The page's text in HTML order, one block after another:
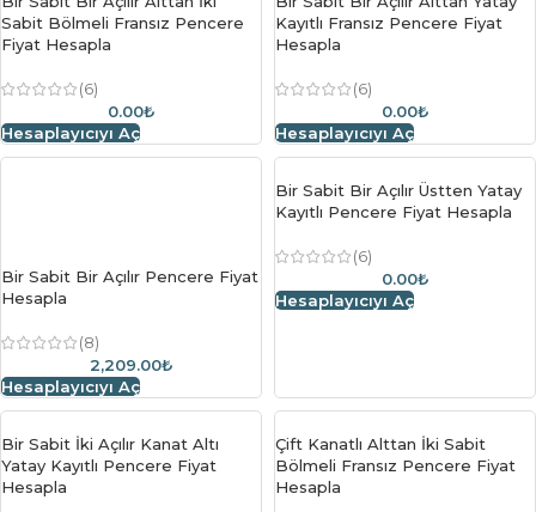
Sabit Bölmeli Fransız Pencere
Fiyat Hesapla
(6)
0.00₺
Hesaplayıcıyı Aç
Kayıtlı Fransız Pencere Fiyat
Hesapla
(6)
0.00₺
Hesaplayıcıyı Aç
Bir Sabit Bir Açılır Pencere Fiyat
Hesapla
(8)
2,209.00₺
Hesaplayıcıyı Aç
Bir Sabit Bir Açılır Üstten Yatay
Kayıtlı Pencere Fiyat Hesapla
(6)
0.00₺
Hesaplayıcıyı Aç
Bir Sabit İki Açılır Kanat Altı
Yatay Kayıtlı Pencere Fiyat
Hesapla
Çift Kanatlı Alttan İki Sabit
Bölmeli Fransız Pencere Fiyat
Hesapla